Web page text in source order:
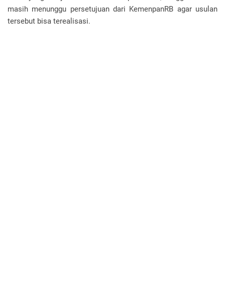
masih menunggu persetujuan dari KemenpanRB agar usulan
tersebut bisa terealisasi.